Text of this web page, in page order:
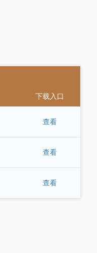
下载入口
查看
查看
查看